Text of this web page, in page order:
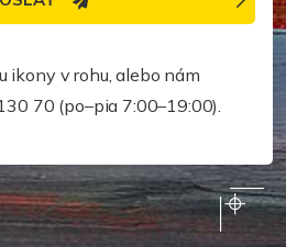
ikony v rohu, alebo nám
70 (po–pia 7:00–19:00).